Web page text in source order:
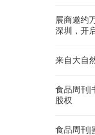
展商邀约
深圳，开
来自大自
食品周刊|
股权
食品周刊|